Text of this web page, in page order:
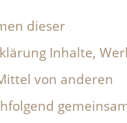
dieser
Inhalte,
von anderen